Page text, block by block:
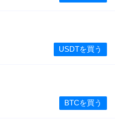
USDTを買う
BTCを買う